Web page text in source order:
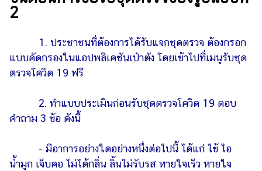
2
1. ประชาชนที่ต้องการได้รับแจกชุดตรวจ ต้องกรอก
แบบคัดกรองในแอปพลิเคชันเป๋าตัง โดยเข้าไปที่เมนูรับชุด
ตรวจโควิด 19 ฟรี
2. ทำแบบประเมินก่อนรับชุดตรวจโควิด 19 ตอบ
คำถาม 3 ข้อ ดังนี้
- มีอาการอย่างใดอย่างหนึ่งต่อไปนี้ ได้แก่ ไข้ ไอ
น้ำมูก เจ็บคอ ไม่ได้กลิ่น ลิ้นไม่รับรส หายใจเร็ว หายใจ